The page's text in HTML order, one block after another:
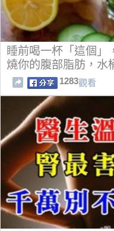
睡前喝一杯「這個」
燒你的腹部脂肪，水
1283觀看